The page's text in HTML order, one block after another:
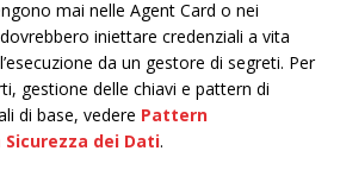
mai nelle Agent Card o nei
iniettare credenziali a vita
da un gestore di segreti. Per
gestione delle chiavi e pattern di
di base, vedere Pattern
dei Dati.